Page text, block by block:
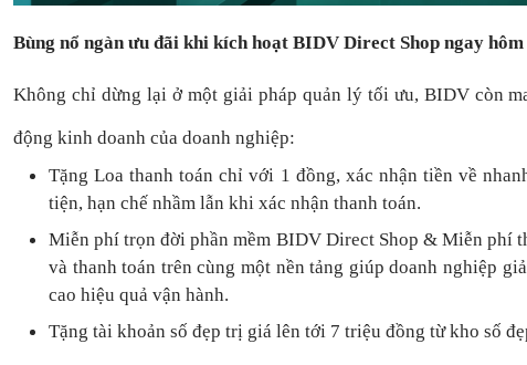
Bùng nổ ngàn ưu đãi khi kích hoạt BIDV Direct Shop ngay
Không chỉ dừng lại ở một giải pháp quản lý tối ưu, BIDV còn
động kinh doanh của doanh nghiệp:
Tặng Loa thanh toánchỉ với 1 đồng,xác nhận tiền về
tiện, hạn chế nhầm lẫn khi xác nhận thanh toán.
Miễn phí trọn đờiphần mềm BIDV Direct Shop & Miễn phí
và thanh toán trên cùng một nền tảng giúp doanh nghiệp
cao hiệu quả vận hành.
Tặng tài khoản số đẹp trị giá lên tới 7 triệu đồng từ kho số